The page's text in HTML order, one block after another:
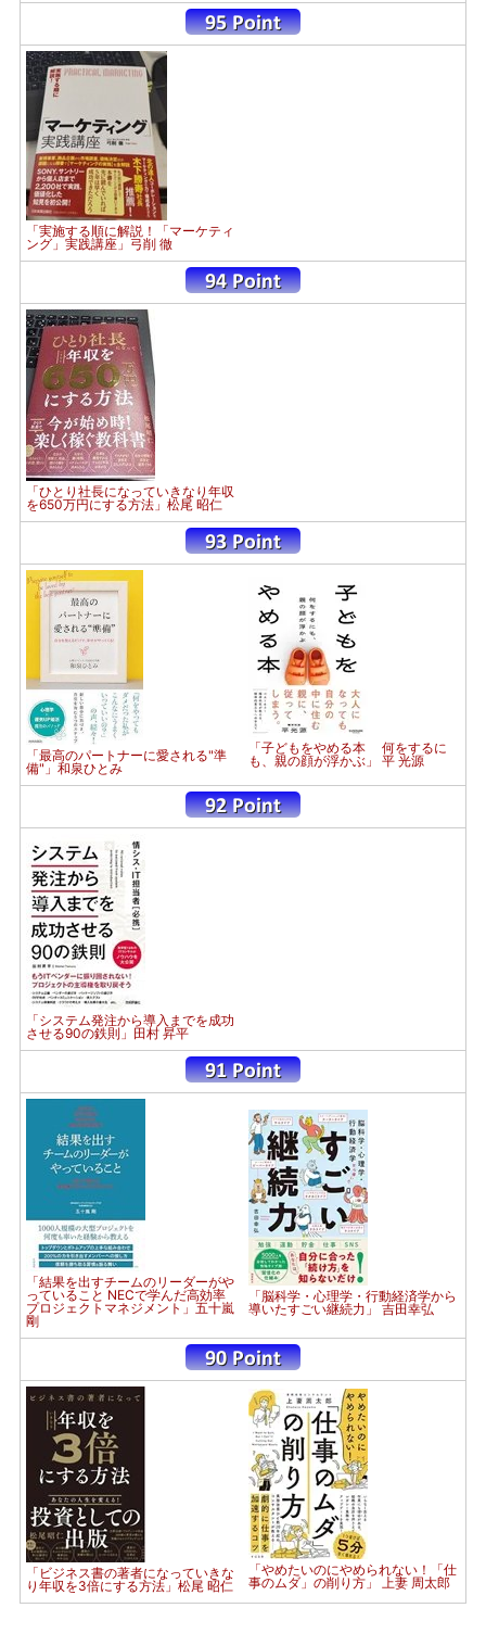
「実施する順に解説！「マーケティ
ング」実践講座」弓削 徹
「ひとり社長になっていきなり年収
を650万円にする方法」松尾 昭仁
「最高のパートナーに愛される"準
備"」和泉ひとみ
「子どもをやめる本 何をするに
も、親の顔が浮かぶ」 平 光源
「システム発注から導入までを成功
させる90の鉄則」田村 昇平
「結果を出すチームのリーダーがや
っていること NECで学んだ高効率
プロジェクトマネジメント」五十嵐
剛
「脳科学・心理学・行動経済学から
導いたすごい継続力」 吉田幸弘
「ビジネス書の著者になっていきな
り年収を3倍にする方法」松尾 昭仁
「やめたいのにやめられない！「仕
事のムダ」の削り方」 上妻 周太郎